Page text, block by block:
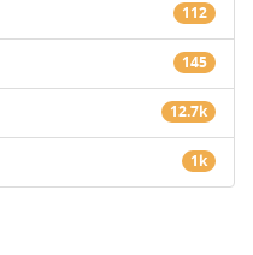
112
145
12.7k
1k